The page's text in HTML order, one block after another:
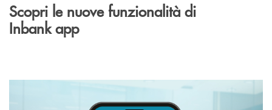
Scopri le nuove funzionalità di
Inbank app